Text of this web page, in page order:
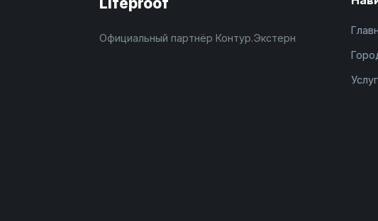
Официальный партнёр Контур.Экстерн